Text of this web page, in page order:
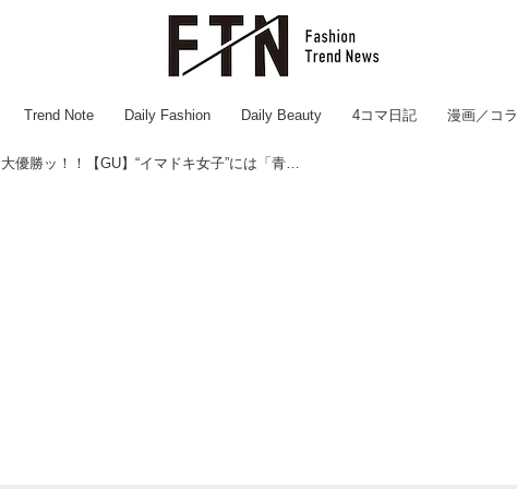
Trend Note Daily Fashion Daily Beauty 4コマ日記 漫画／コ